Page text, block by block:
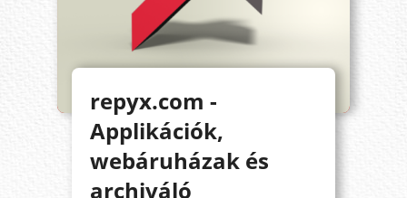
repyx.com -
Applikációk,
webáruházak és
archiváló